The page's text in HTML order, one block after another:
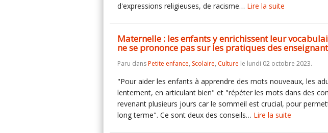
d'expressions religieuses, de racisme… Lire la suite
Maternelle : les enfants y enrichissent leur
ne se prononce pas sur les pratiques des
Paru dansPetite enfance, Scolaire, Culture le lundi 02 octobre 2023.
"Pour aider les enfants à apprendre des mots nouveaux, les
lentement, en articulant bien" et "répéter les mots dans des
revenant plusieurs jours car le sommeil est crucial, pour
long terme". Ce sont deux des conseils… Lire la suite